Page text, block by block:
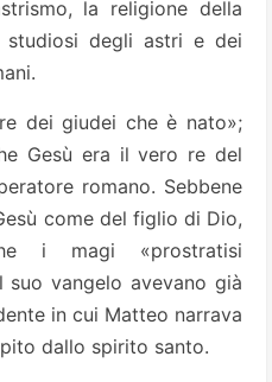
la religione della
studiosi degli astri e dei
dei giudei che è nato»;
Gesù era il vero re del
romano. Sebbene
come del figlio di Dio,
i magi «prostratisi
suo vangelo avevano già
in cui Matteo narrava
dallo spirito santo.